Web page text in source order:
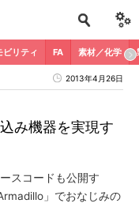
ビリティ FA 素材／化学
2013年4月26日
み機器を実現す
スコードも公開す
」でおなじみの